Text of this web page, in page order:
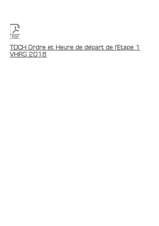
TDCH Ordre et Heure de départ de l'Etape 1
VHRS 2018